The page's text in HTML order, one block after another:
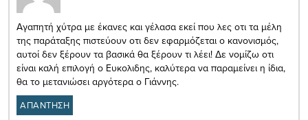
Αγαπητή χύτρα με έκανες και γέλασα εκεί που λες οτι τα μέλη
της παράταξης πιστεύουν οτι δεν εφαρμόζεται ο κανονισμός,
αυτοί δεν ξέρουν τα βασικά θα ξέρουν τι λέει! Δε νομίζω οτι
είναι καλή επιλογή ο Ευκολιδης, καλύτερα να παραμείνει η ίδια,
θα το μετανιώσει αργότερα ο Γιάννης.
ΑΠΑΝΤΗΣΗ